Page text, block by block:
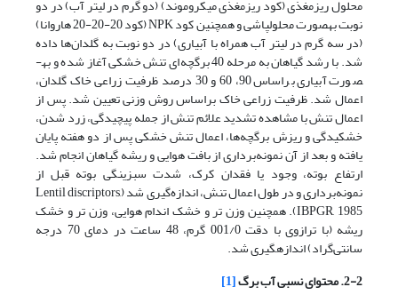
محلول‌ ریزمغذی (کود ریزمغذی میکروموند) (دو گرم در لیتر آب) در دو
نوبت به­صورت محلول­پاشی و همچنین کود NPK (کود 20-20-20 هاروانا)
(در سه گرم در لیتر آب همراه با آبیاری) در دو نوبت به گلدان‌ها داده
‌شد. با رشد گیاهان به مرحله 40 برگچه‌ای تنش خشکی آغاز شده و به­
صورت آبیاری براساس 90، 60 و 30 درصد ظرفیت زراعی خاک گلدان،
اعمال شد. ظرفیت زراعی خاک براساس روش وزنی تعیین شد. پس از
اعمال تنش با مشاهده تشدید علائم تنش از جمله پیچیدگی، زرد شدن،
خشکیدگی و ریزش برگچه‌ها، اعمال تنش خشکی پس از دو هفته پایان
یافته و بعد از آن نمونه­‌برداری از بافت هوایی و ریشه گیاهان انجام شد.
ارتفاع بوته، وجود یا فقدان کرک، شدت سبزینگی بوته قبل از
نمونه‌برداری و در طول اعمال تنش، اندازه‌گیری شد (Lentil discriptors,
IBPGR, 1985). همچنین وزن تر و خشک اندام هوایی، وزن تر و خشک
ریشه (با ترازوی با دقت 001/0 گرم، 48 ساعت در دمای 70 درجه
سانتی‌گراد) اندازه­گیری شد.
2-2. محتوای نسبی آب برگ
[1]